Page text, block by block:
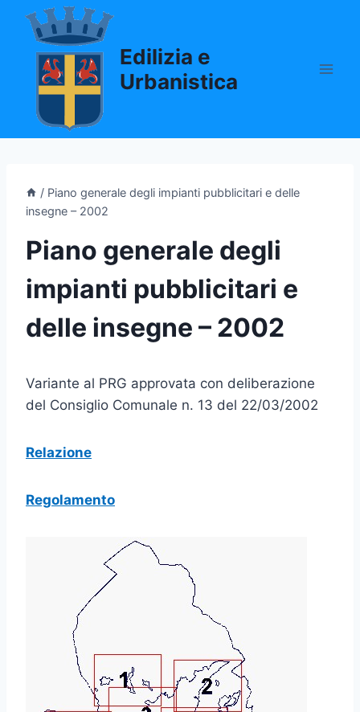
Salta
contenuto
Edilizia e
Urbanistica
/ Piano generale degli impianti pubblicitari e delle
insegne – 2002
Piano generale degli
impianti pubblicitari e
delle insegne – 2002
Variante al PRG approvata con deliberazione
del Consiglio Comunale n. 13 del 22/03/2002
Relazione
Regolamento